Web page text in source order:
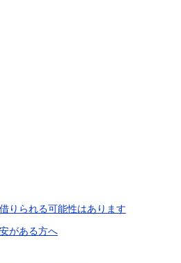
りられる可能性はあります
がある方へ